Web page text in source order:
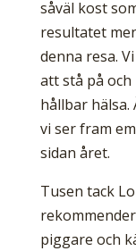
såväl kost
resultatet
denna resa.
att stå på
hållbar hälsa.
vi ser fram
sidan året.
Tusen tack
piggare och